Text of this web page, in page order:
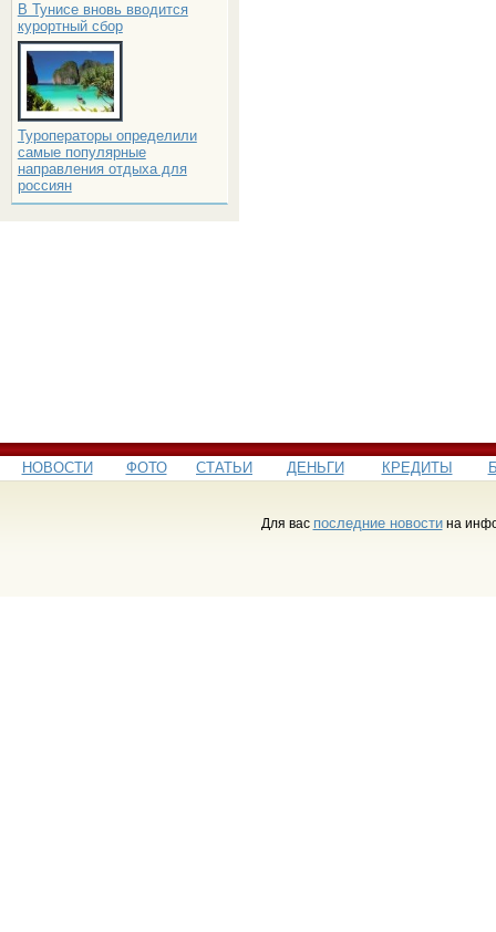
В Тунисе вновь вводится
курортный сбор
Туроператоры определили
самые популярные
направления отдыха для
россиян
НОВОСТИ ФОТО СТАТЬИ ДЕНЬГИ КРЕДИТЫ
Для вас последние новостина